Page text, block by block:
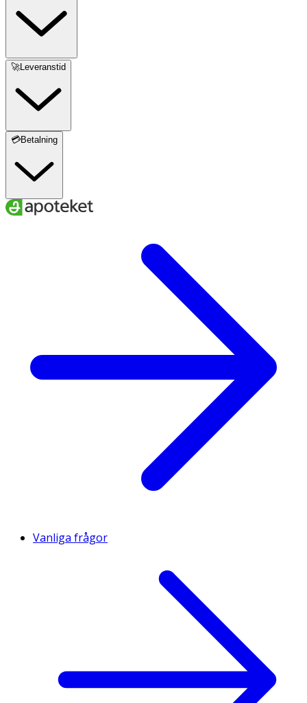
🚀Leveranstid
💳Betalning
Vanliga frågor